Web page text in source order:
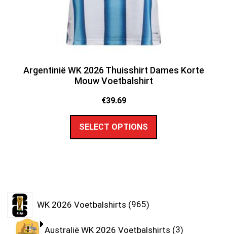
Argentinië WK 2026 Thuisshirt Dames Korte
Mouw Voetbalshirt
€39.69
SELECT OPTIONS
WK 2026 Voetbalshirts 965
Australië WK 2026 Voetbalshirts 3